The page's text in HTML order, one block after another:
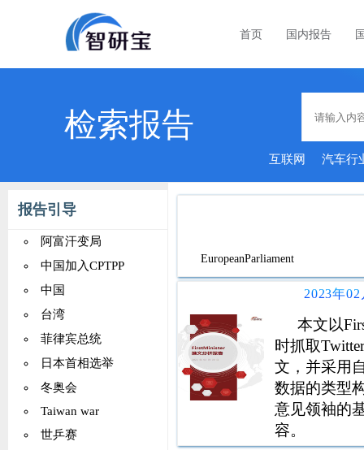
首页 国内报告
检索报告
互联网 汽车行
报告引导
阿富汗变局
中国加入CPTPP
中国
台湾
菲律宾总统
日本首相选举
冬奥会
Taiwan war
世乒赛
EuropeanParliament
本文以
时抓取
文，并采用
数据的类型
意见领袖的
容。